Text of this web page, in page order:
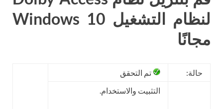
لنظام التشغيل Windows 10
مجانًا
حالة:
تم التحقق
التثبيت والاستخدام.